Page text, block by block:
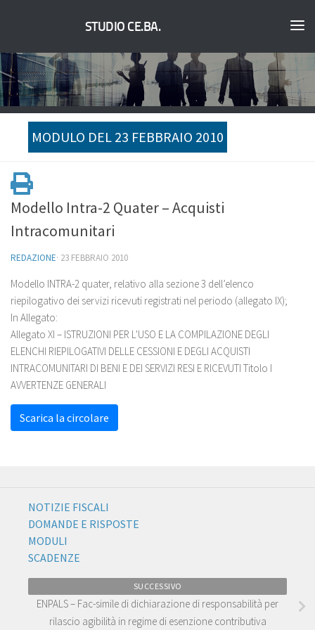
STUDIO CE.BA.
MODULO DEL 23 FEBBRAIO 2010
Modello Intra-2 Quater – Acquisti
Intracomunitari
REDAZIONE· 23 FEBBRAIO 2010
Modello INTRA-2 quater, relativo alla sezione 3 dell’elenco
riepilogativo dei servizi ricevuti registrati nel periodo (allegato IX);
In Allegato:
Allegato XI – ISTRUZIONI PER L'USO E LA COMPILAZIONE DEGLI
ELENCHI RIEPILOGATIVI DELLE CESSIONI E DEGLI ACQUISTI
INTRACOMUNITARI DI BENI E DEI SERVIZI RESI E RICEVUTI Titolo I
AVVERTENZE GENERALI
Scarica la circolare
NOTIZIE FISCALI
DOMANDE E RISPOSTE
MODULI
SCADENZE
SUCCESSIVO
ENPALS – Fac-simile di dichiarazione di responsabilità per
rilascio agibilità in regime di esenzione contributiva